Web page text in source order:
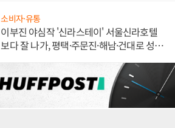
소비자·유통
이부진 야심작 '신라스테이' 서울신라호텔
보다 잘 나가, 평택·주문진·해남·건대로 성